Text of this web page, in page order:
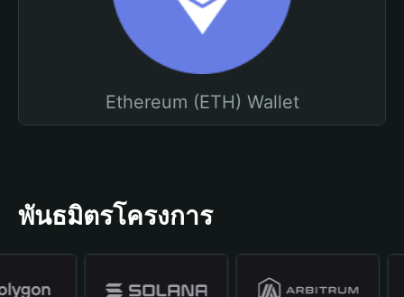
Ethereum (ETH) Wallet
พันธมิตรโครงการ